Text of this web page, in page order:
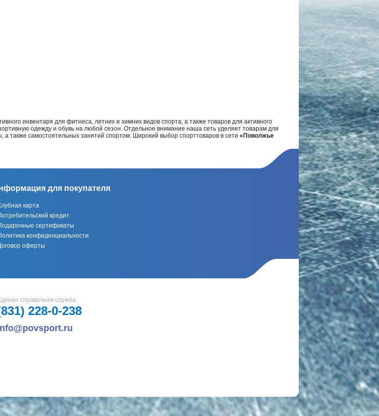
инвентаря для фитнеса, летних и зимних видов спорта, а также товаров для активного
одежду и обувь на любой сезон. Отдельное внимание наша сеть уделяет товарам для
также самостоятельных занятий спортом. Широкий выбор спорттоваров в сети «Поволжье
для покупателя
карта
кредит
сертификаты
конфиденциальности
оферты
справочная служба:
228-0-238